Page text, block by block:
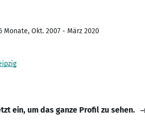
Monate, Okt. 2007 - März 2020
ein, um das ganze Profil zu sehen.